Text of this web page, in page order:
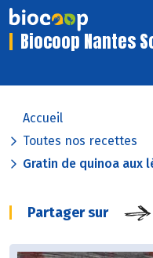
Biocoop Nantes
Accueil
Toutes nos recettes
Gratin de quinoa aux
Partager sur